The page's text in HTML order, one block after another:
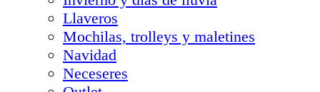
Llaveros
Mochilas, trolleys y maletines
Navidad
Neceseres